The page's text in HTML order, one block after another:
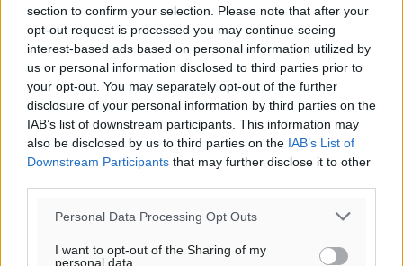
section to confirm your selection. Please note that after your
opt-out request is processed you may continue seeing
interest-based ads based on personal information utilized by
us or personal information disclosed to third parties prior to
your opt-out. You may separately opt-out of the further
disclosure of your personal information by third parties on the
IAB’s list of downstream participants. This information may
also be disclosed by us to third parties on the IAB’s List of
Downstream Participants that may further disclose it to other
Personal Data Processing Opt Outs
I want to opt-out of the Sharing of my
personal data.
32°
ΔΕ
29°
ΤΡ
28°
ΤΕ
29°
ΠΕ